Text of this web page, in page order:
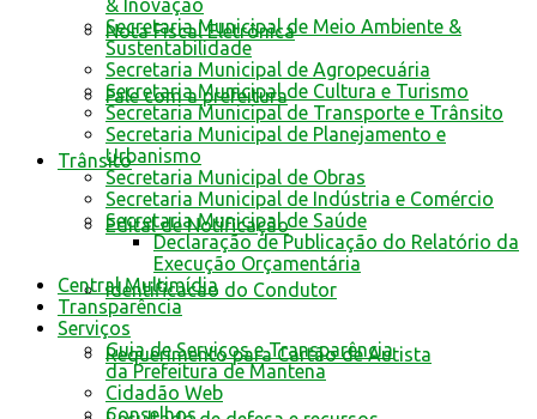
Nota Fiscal Eletrônica
Fale com a prefeitura
Trânsito
Edital de Notificação
Identificacao do Condutor
Requerimento para Cartão de Autista
& Inovação
Secretaria Municipal de Meio Ambiente &
Sustentabilidade
Secretaria Municipal de Agropecuária
Secretaria Municipal de Cultura e Turismo
Secretaria Municipal de Transporte e Trânsito
Secretaria Municipal de Planejamento e
Urbanismo
Secretaria Municipal de Obras
Secretaria Municipal de Indústria e Comércio
Secretaria Municipal de Saúde
Declaração de Publicação do Relatório da
Execução Orçamentária
Central Multimídia
Transparência
Serviços
Guia de Serviços e Transparência
da Prefeitura de Mantena
Cidadão Web
Conselhos